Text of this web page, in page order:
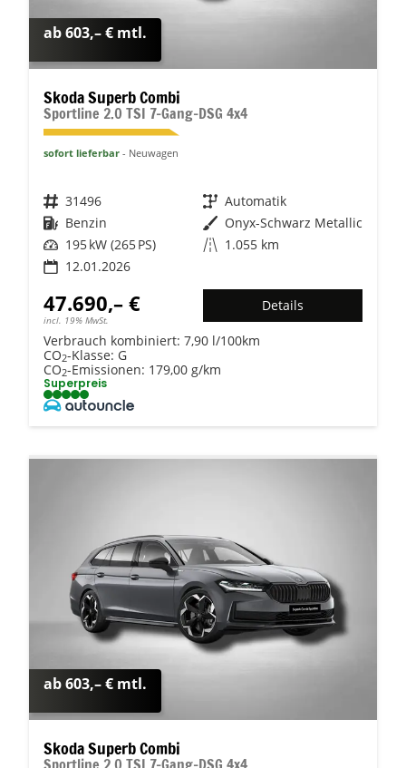
ab 603,– € mtl.
Skoda Superb Combi
Sportline 2.0 TSI 7-Gang-DSG 4x4
sofort lieferbar Neuwagen
Fahrzeugnr. 31496 Getriebe Automatik
Kraftstoff Benzin Außenfarbe Onyx-Schwarz Metallic
Leistung 195 kW (265 PS) Kilometerstand 1.055 km
12.01.2026
47.690,– €
incl. 19% MwSt.
Details
Verbrauch kombiniert: 7,90 l/100km
CO2-Klasse: G
CO2-Emissionen: 179,00 g/km
Superpreis
ab 603,– € mtl.
Skoda Superb Combi
Sportline 2.0 TSI 7-Gang-DSG 4x4